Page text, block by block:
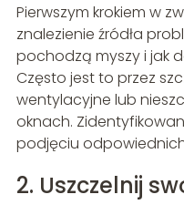
Pierwszym krokiem w
znalezienie źródła
pochodzą myszy i jak
Często jest to przez
wentylacyjne lub
oknach.
podjęciu
2. Uszczelnij